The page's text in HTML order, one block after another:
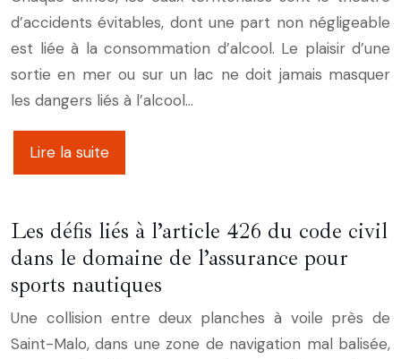
d’accidents évitables, dont une part non négligeable
est liée à la consommation d’alcool. Le plaisir d’une
sortie en mer ou sur un lac ne doit jamais masquer
les dangers liés à l’alcool…
Lire la suite
Les défis liés à l’article 426 du code civil
dans le domaine de l’assurance pour
sports nautiques
Une collision entre deux planches à voile près de
Saint-Malo, dans une zone de navigation mal balisée,